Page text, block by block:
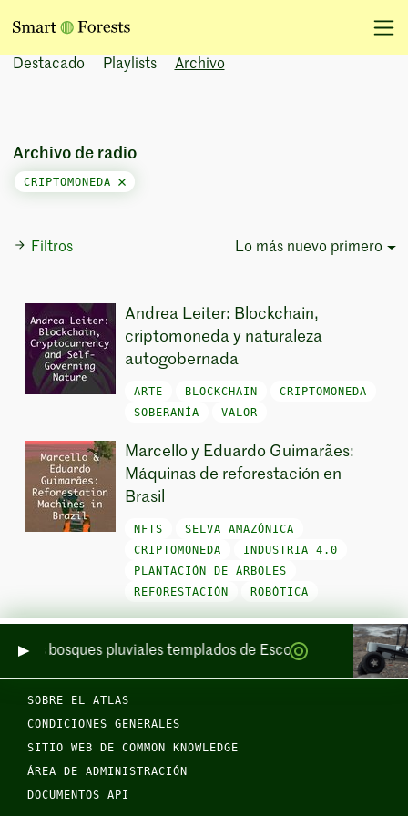
Destacado Playlists Archivo
Filtros Lo más nuevo primero
Archivo de radio
CRIPTOMONEDA
Andrea Leiter: Blockchain,
criptomoneda y naturaleza
autogobernada
ARTE BLOCKCHAIN
CRIPTOMONEDA
SOBERANÍA
VALOR
Marcello y Eduardo Guimarães:
Máquinas de reforestación en
Brasil
NFTS
SELVA AMAZÓNICA
CRIPTOMONEDA
INDUSTRIA 4.0
PLANTACIÓN DE ÁRBOLES
REFORESTACIÓN
ROBÓTICA
los bosques pluviales templados de Escocia por mar y por
SOBRE EL ATLAS
CONDICIONES GENERALES
SITIO WEB DE COMMON KNOWLEDGE
ÁREA DE ADMINISTRACIÓN
DOCUMENTOS API